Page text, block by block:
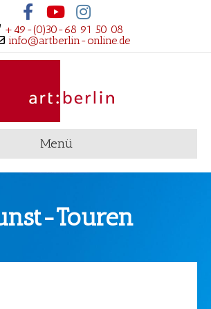
Facebook Youtube Instagram
+49-(0)30-68 91 50 08
info@artberlin-online.de
Menü
Touren